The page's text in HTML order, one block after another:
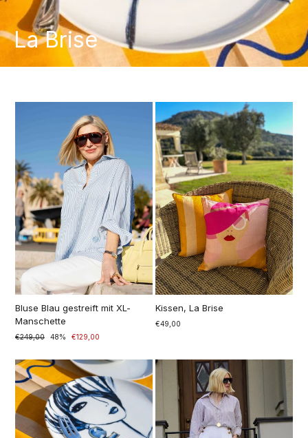
La Brise
Bluse Blau gestreift mit XL-
Manschette
Prezzo
€249,00
Prezzo
48% €129,00
Kissen, La Brise
€49,00